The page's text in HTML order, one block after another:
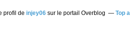
profil de injey06 sur le portail Overblog Top